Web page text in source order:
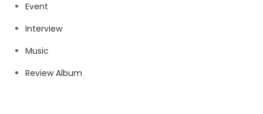
Event
Interview
Music
Review Album